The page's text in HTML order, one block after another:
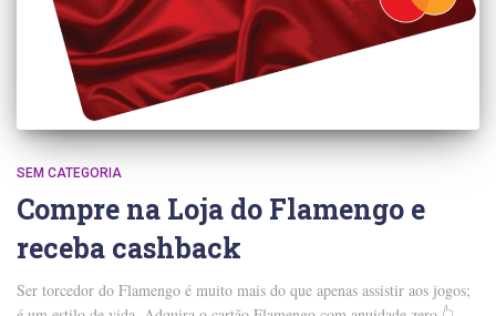
SEM CATEGORIA
Compre na Loja do Flamengo e
receba cashback
Ser torcedor do Flamengo é muito mais do que apenas assistir aos jogos;